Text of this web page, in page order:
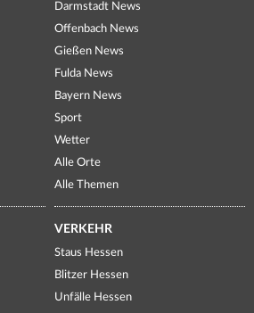
Darmstadt News
Offenbach News
Gießen News
Fulda News
Bayern News
Sport
Wetter
Alle Orte
Alle Themen
VERKEHR
Staus Hessen
Blitzer Hessen
Unfälle Hessen